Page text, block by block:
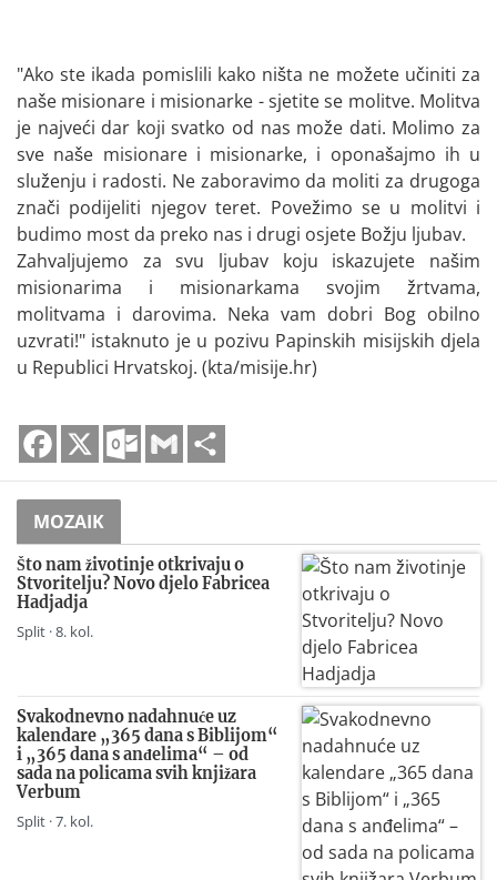
"Ako ste ikada pomislili kako ništa ne možete učiniti za
naše misionare i misionarke - sjetite se molitve. Molitva
je najveći dar koji svatko od nas može dati. Molimo za
sve naše misionare i misionarke, i oponašajmo ih u
služenju i radosti. Ne zaboravimo da moliti za drugoga
znači podijeliti njegov teret. Povežimo se u molitvi i
budimo most da preko nas i drugi osjete Božju ljubav.
Zahvaljujemo za svu ljubav koju iskazujete našim
misionarima i misionarkama svojim žrtvama,
molitvama i darovima. Neka vam dobri Bog obilno
uzvrati!" istaknuto je u pozivu Papinskih misijskih djela
u Republici Hrvatskoj. (kta/misije.hr)
Facebook
X Outlook.com
Gmail
MOZAIK
Što nam životinje otkrivaju o
Stvoritelju? Novo djelo Fabricea
Hadjadja
Split · 8. kol.
Svakodnevno nadahnuće uz
kalendare „365 dana s Biblijom“
i „365 dana s anđelima“ – od
sada na policama svih knjižara
Verbum
Split · 7. kol.